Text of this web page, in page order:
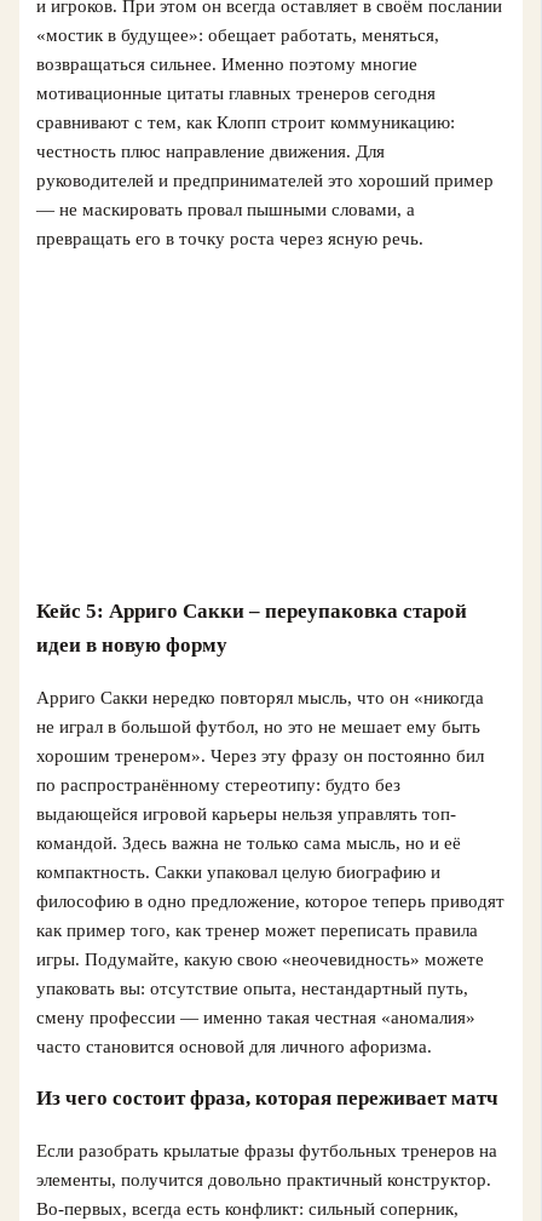
и игроков. При этом он всегда оставляет в своём послании
«мостик в будущее»: обещает работать, меняться,
возвращаться сильнее. Именно поэтому многие
мотивационные цитаты главных тренеров сегодня
сравнивают с тем, как Клопп строит коммуникацию:
честность плюс направление движения. Для
руководителей и предпринимателей это хороший пример
— не маскировать провал пышными словами, а
превращать его в точку роста через ясную речь.
Кейс 5: Арриго Сакки – переупаковка старой
идеи в новую форму
Арриго Сакки нередко повторял мысль, что он «никогда
не играл в большой футбол, но это не мешает ему быть
хорошим тренером». Через эту фразу он постоянно бил
по распространённому стереотипу: будто без
выдающейся игровой карьеры нельзя управлять топ-
командой. Здесь важна не только сама мысль, но и её
компактность. Сакки упаковал целую биографию и
философию в одно предложение, которое теперь приводят
как пример того, как тренер может переписать правила
игры. Подумайте, какую свою «неочевидность» можете
упаковать вы: отсутствие опыта, нестандартный путь,
смену профессии — именно такая честная «аномалия»
часто становится основой для личного афоризма.
Из чего состоит фраза, которая переживает матч
Если разобрать крылатые фразы футбольных тренеров на
элементы, получится довольно практичный конструктор.
Во-первых, всегда есть конфликт: сильный соперник,